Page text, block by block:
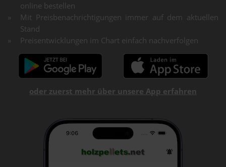
online bestellen
Mit Preisbenachrichtigungen immer auf dem aktuellen
Stand
Preisentwicklungen im Chart einfach nachverfolgen
oder zuerst mehr über unsere App erfahren